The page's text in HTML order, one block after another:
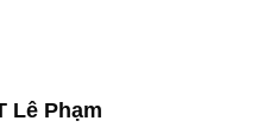
Lê Phạm